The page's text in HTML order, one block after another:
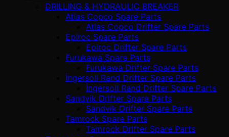
DRILLING & HYDRAULIC BREAKER
Atlas Copco Spare Parts
Atlas Copco Drifter Spare Parts
Epiroc Spare Parts
Epiroc Drifter Spare Parts
Furukawa Spare Parts
Furukawa Drifter Spare Parts
İngersoll Rand Drifter Spare Parts
İngersoll Rand Drifter Spare Parts
Sandvik Drifter Spare Parts
Sandvik Drifter Spare Parts
Tamrock Spare Parts
Tamrock Drifter Spare Parts